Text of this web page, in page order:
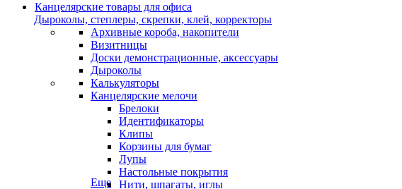
Канцелярские товары для офиса
Дыроколы, степлеры, скрепки, клей, корректоры
Архивные короба, накопители
Визитницы
Доски демонстрационные, аксессуары
Дыроколы
Калькуляторы
Канцелярские мелочи
Брелоки
Идентификаторы
Клипы
Корзины для бумаг
Лупы
Настольные покрытия
Нити, шпагаты, иглы
Еще